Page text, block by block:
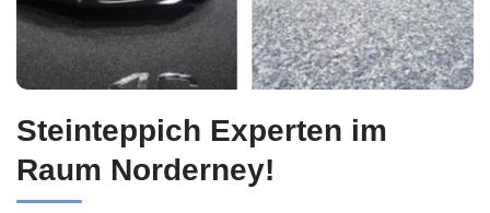
Steinteppich Experten im
Raum Norderney!